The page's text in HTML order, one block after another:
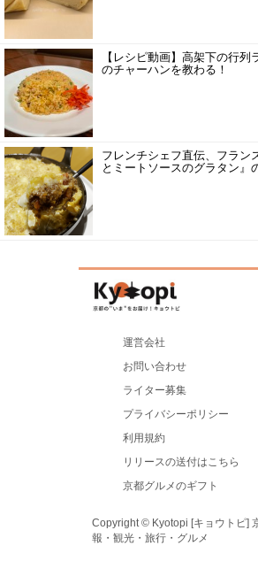
【レシピ動画】高架下の行
のチャーハンを教わる！
フレンチシェフ直伝、フラン
とミートソースのグラタン』
運営会社
お問い合わせ
ライター募集
プライバシーポリシー
利用規約
リリースの送付はこちら
京都グルメのギフト
Copyright © Kyotopi [キョウトピ]
報・観光・旅行・グルメ